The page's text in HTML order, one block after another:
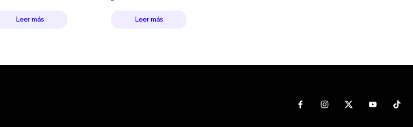
Leer más Leer más